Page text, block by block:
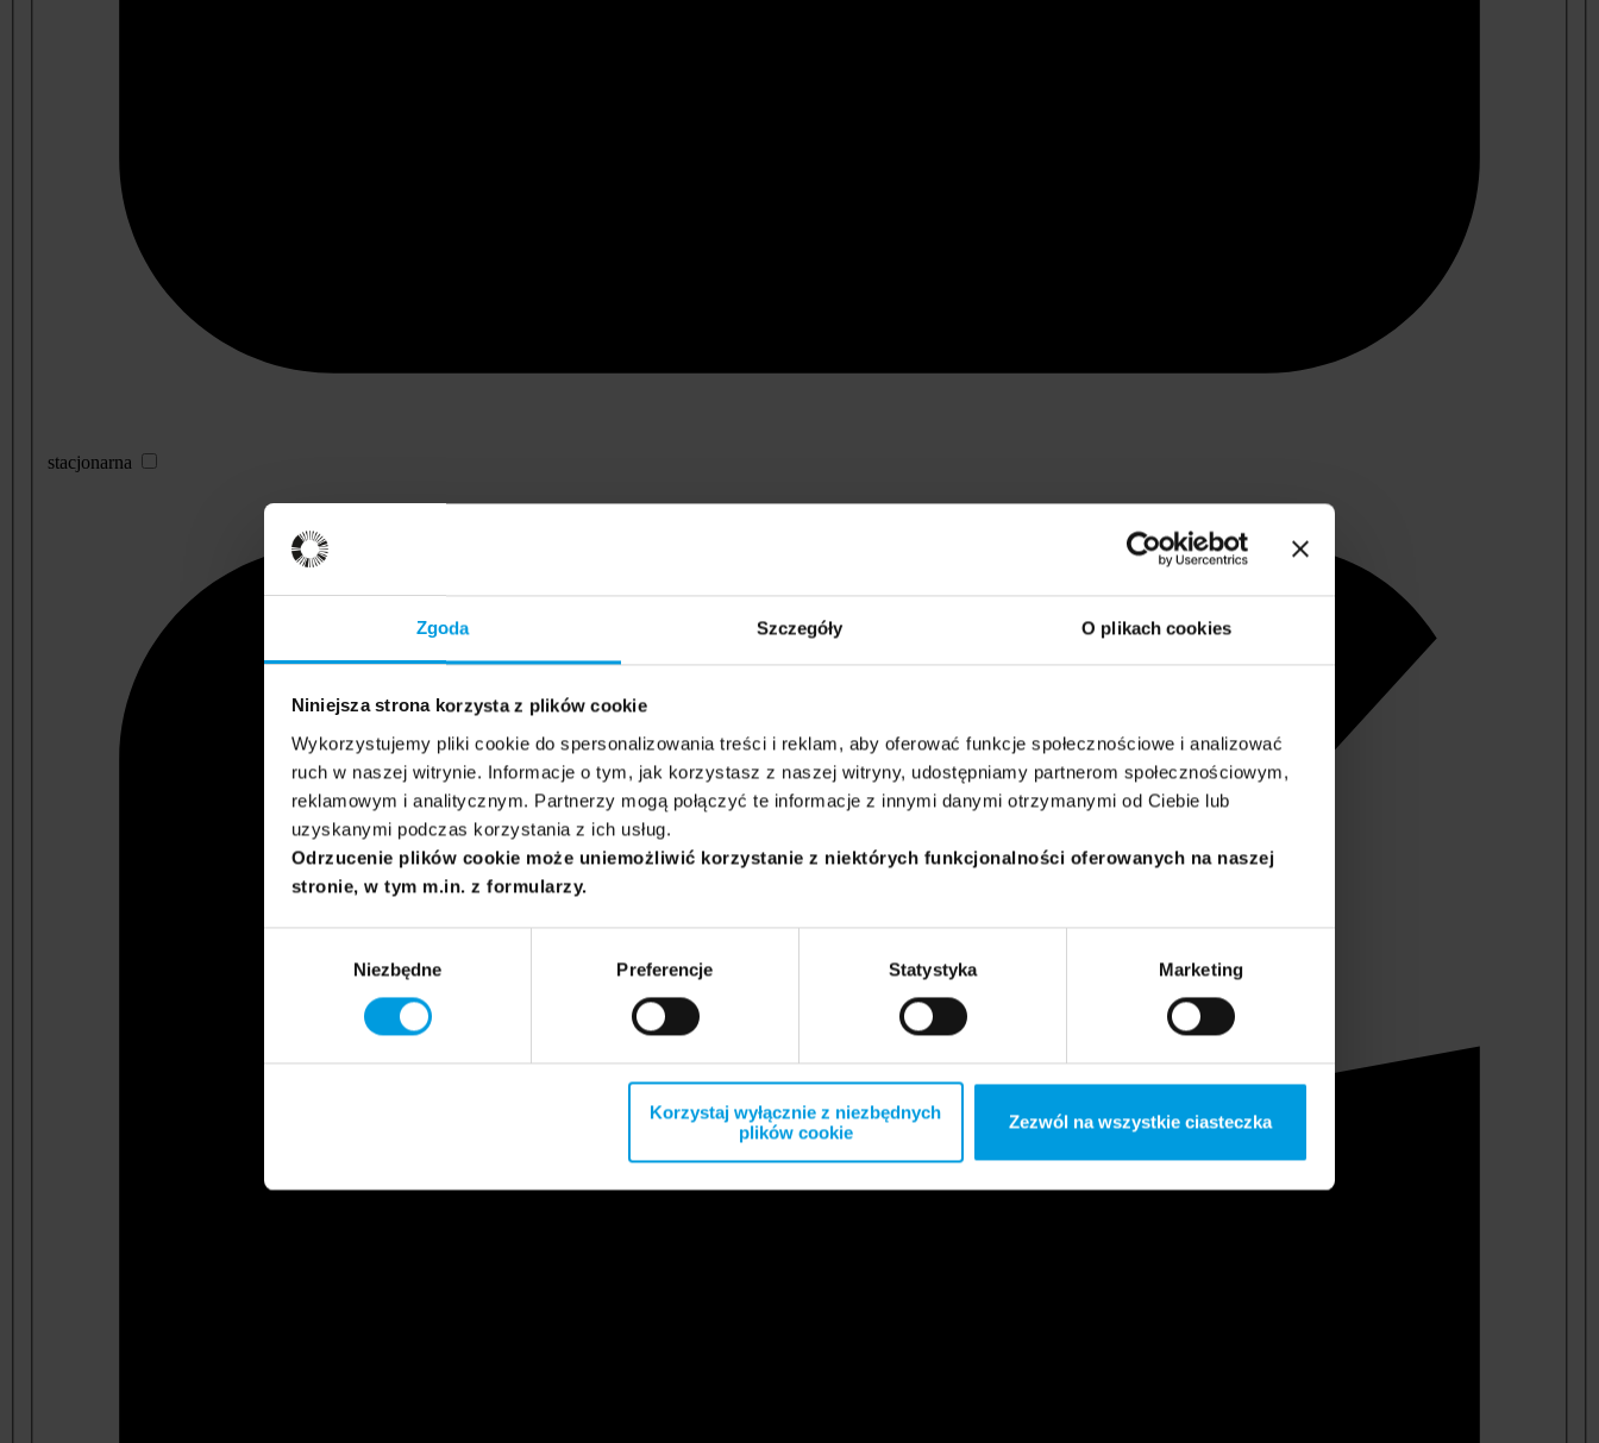
Zgoda Szczegóły O plikach cookies
Niniejsza strona korzysta z plików cookie
Wykorzystujemy pliki cookie do spersonalizowania treści i reklam, aby oferować funkcje społecznościowe i analizować
ruch w naszej witrynie. Informacje o tym, jak korzystasz z naszej witryny, udostępniamy partnerom społecznościowym,
reklamowym i analitycznym. Partnerzy mogą połączyć te informacje z innymi danymi otrzymanymi od Ciebie lub
uzyskanymi podczas korzystania z ich usług.
Odrzucenie plików cookie może uniemożliwić korzystanie z niektórych funkcjonalności oferowanych na naszej
stronie, w tym m.in. z formularzy.
Niezbędne Preferencje Statystyka Marketing
Korzystaj wyłącznie z niezbędnych
plików cookie
Zezwól na wszystkie ciasteczka
stacjonarna